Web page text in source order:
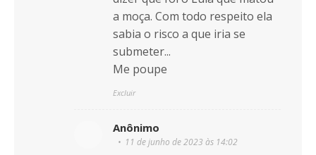
a moça. Com todo respeito ela
sabia o risco a que iria se
submeter...
Me poupe
Excluir
Anônimo
11 de junho de 2023 às 14:02